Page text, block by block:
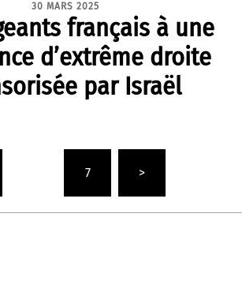
30 MARS 2025
français à une
d’extrême droite
par Israël
7 >